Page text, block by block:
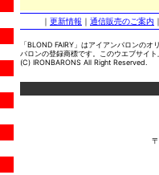
｜ 更新情報 ｜ 通信販売のご案内 ｜
「BLOND FAIRY」はアイアンバロンの
バロンの登録商標です。このウエブサイ
(C) IRONBARONS All Right Reserved.
〒